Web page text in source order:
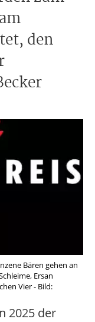
den
Bären gehen an
Ersan
Vier - Bild:
2025 der